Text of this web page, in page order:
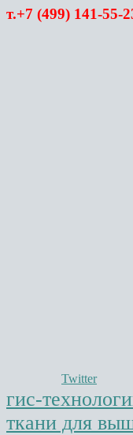
т.+7 (499) 141-55-
Twitter
гис-
ткани для